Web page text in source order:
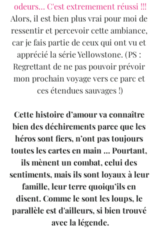
odeurs… C'est extremement réussi !!!
Alors, il est bien plus vrai pour moi de
ressentir et percevoir cette ambiance,
car je fais partie de ceux qui ont vu et
apprécié la série Yellowstone. (PS :
Regrettant de ne pas pouvoir prévoir
mon prochain voyage vers ce parc et
ces étendues sauvages !)
Cette histoire d’amour va connaître
bien des déchirements parce que les
héros sont fiers, n’ont pas toujours
toutes les cartes en main … Pourtant,
ils mènent un combat, celui des
sentiments, mais ils sont loyaux à leur
famille, leur terre quoiqu’ils en
disent. Comme le sont les loups, le
parallèle est d'ailleurs, si bien trouvé
avec la légende.